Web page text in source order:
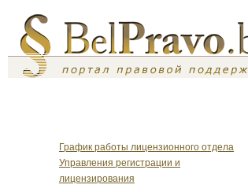
График работы лицензионного отдела
Управления регистрации и
лицензирования